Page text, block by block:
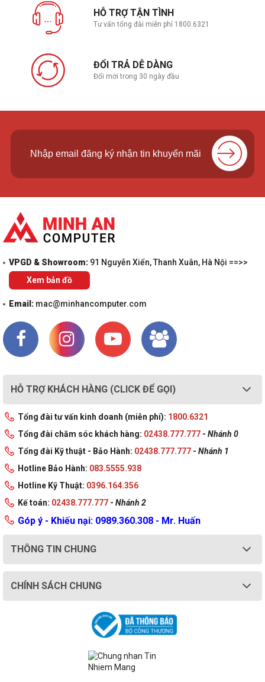
HỖ TRỢ TẬN TÌNH
Tư vấn tổng đài miễn phí 1800.6321
ĐỔI TRẢ DỄ DÀNG
Đổi mới trong 30 ngày đầu
VPGD & Showroom: 91 Nguyễn Xiển, Thanh Xuân, Hà Nội ==>>
Xem bản đồ
Email: mac@minhancomputer.com
HỖ TRỢ KHÁCH HÀNG (CLICK ĐỂ GỌI)
Tổng đài tư vấn kinh doanh (miễn phí): 1800.6321
Tổng đài chăm sóc khách hàng: 02438.777.777 - Nhánh 0
Tổng đài Kỹ thuật - Bảo Hành: 02438.777.777 - Nhánh 1
Hotline Bảo Hành: 083.5555.938
Hotline Kỹ Thuật: 0396.164.356
Kế toán: 02438.777.777 - Nhánh 2
Góp ý - Khiếu nại: 0989.360.308 - Mr. Huấn
THÔNG TIN CHUNG
CHÍNH SÁCH CHUNG